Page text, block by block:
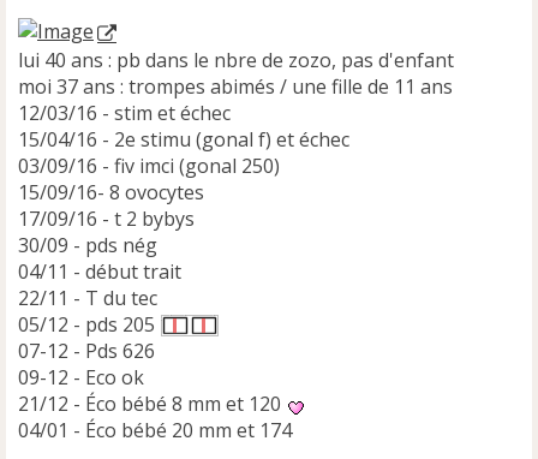
l
u
lui 40 ans : pb dans le nbre de zozo, pas d'enfant
moi 37 ans : trompes abimés / une fille de 11 ans
12/03/16 - stim et échec
15/04/16 - 2e stimu (gonal f) et échec
03/09/16 - fiv imci (gonal 250)
15/09/16- 8 ovocytes
17/09/16 - t 2 bybys
30/09 - pds nég
04/11 - début trait
22/11 - T du tec
05/12 - pds 205
07-12 - Pds 626
09-12 - Eco ok
21/12 - Éco bébé 8 mm et 120
04/01 - Éco bébé 20 mm et 174